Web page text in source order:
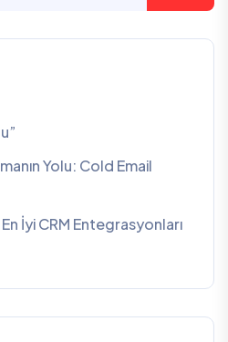
Yolu: Cold Email
İyi CRM Entegrasyonları